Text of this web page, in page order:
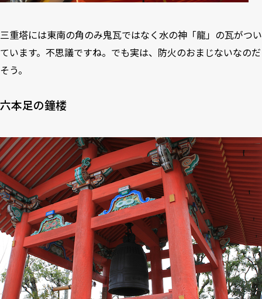
三重塔には東南の角のみ鬼瓦ではなく水の神「龍」の瓦がつい
ています。不思議ですね。でも実は、防火のおまじないなのだ
そう。
六本足の鐘楼